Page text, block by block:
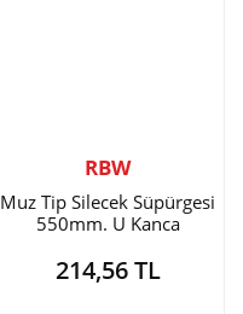
RBW
Muz Tip Silecek Süpürgesi
550mm. U Kanca
214,56 TL